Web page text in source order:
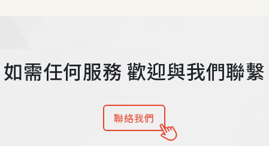
如需任何服務 歡迎與我們聯繫
聯絡我們